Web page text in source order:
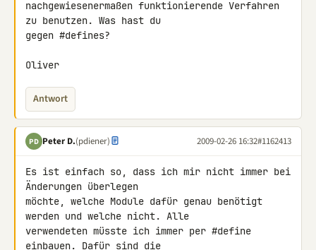
nachgewiesenermaßen funktionierende Verfahren
zu benutzen. Was hast du
gegen #defines?
Oliver
Antwort
PD Peter D.(pdiener) 2009-02-26 16:32#1162413
Es ist einfach so, dass ich mir nicht immer bei
Änderungen überlegen
möchte, welche Module dafür genau benötigt
werden und welche nicht. Alle
verwendeten müsste ich immer per #define
einbauen. Dafür sind die